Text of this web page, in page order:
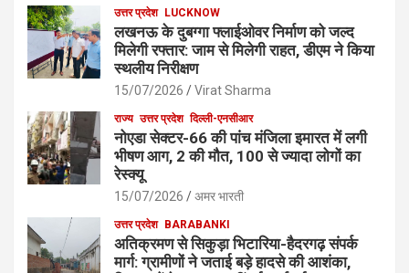
उत्तर प्रदेश LUCKNOW
लखनऊ के दुबग्गा फ्लाईओवर निर्माण को जल्द
मिलेगी रफ्तार: जाम से मिलेगी राहत, डीएम ने किया
स्थलीय निरीक्षण
15/07/2026 Virat Sharma
राज्य उत्तर प्रदेश दिल्ली-एनसीआर
नोएडा सेक्टर-66 की पांच मंजिला इमारत में लगी
भीषण आग, 2 की मौत, 100 से ज्यादा लोगों का
रेस्क्यू
15/07/2026 अमर भारती
उत्तर प्रदेश BARABANKI
अतिक्रमण से सिकुड़ा भिटारिया-हैदरगढ़ संपर्क
मार्ग: ग्रामीणों ने जताई बड़े हादसे की आशंका,